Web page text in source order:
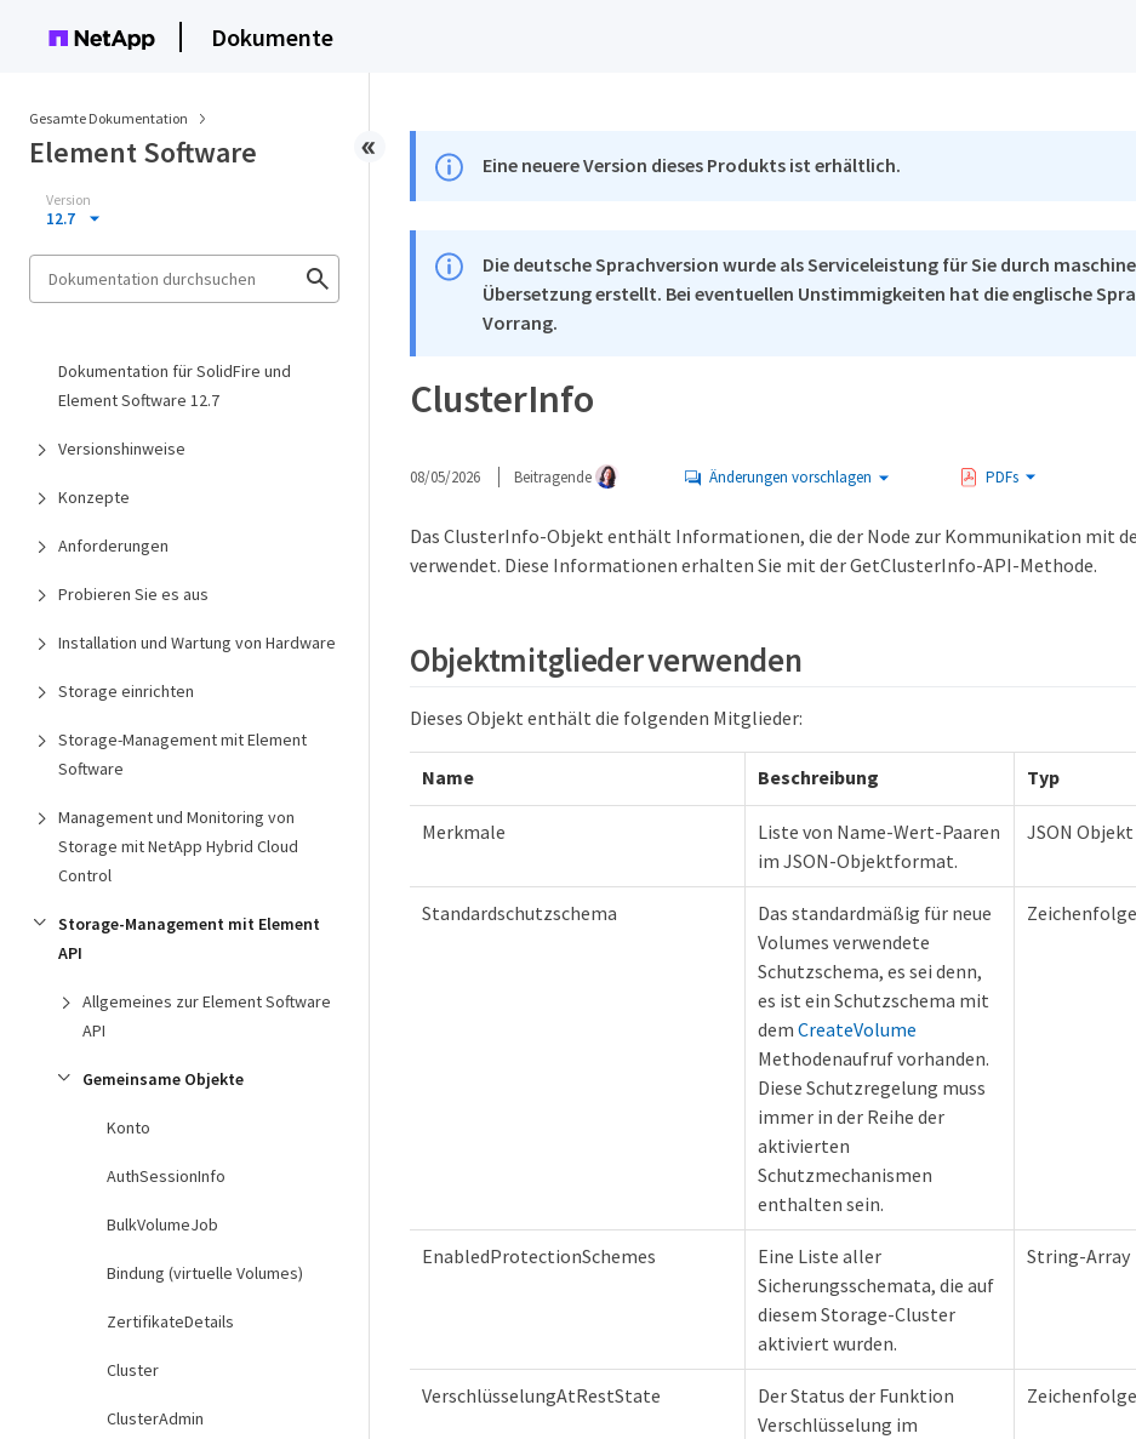
Dokumente
Gesamte Dokumentation
Element Software
Version
12.7
Dokumentation für SolidFire und
Element Software 12.7
Versionshinweise
Konzepte
Anforderungen
Probieren Sie es aus
Installation und Wartung von Hardware
Storage einrichten
Storage-Management mit Element
Software
Management und Monitoring von
Storage mit NetApp Hybrid Cloud
Control
Storage-Management mit Element
API
Allgemeines zur Element Software
API
Gemeinsame Objekte
Konto
AuthSessionInfo
BulkVolumeJob
Bindung (virtuelle Volumes)
ZertifikateDetails
Cluster
ClusterAdmin
Eine neuere Version dieses Produkts ist erhältlich.
Die deutsche Sprachversion wurde als Serviceleistung für Sie durch
Übersetzung erstellt. Bei eventuellen Unstimmigkeiten hat die englische
Vorrang.
ClusterInfo
08/05/2026 Beitragende Änderungen vorschlagen PDFs
Das ClusterInfo-Objekt enthält Informationen, die der Node zur Kommunikation mit
verwendet. Diese Informationen erhalten Sie mit der GetClusterInfo-API-Methode.
Objektmitglieder verwenden
Dieses Objekt enthält die folgenden Mitglieder:
Name Beschreibung Typ
Merkmale
Liste von Name-Wert-Paaren
im JSON-Objektformat.
JSON Objekt
Standardschutzschema
Das standardmäßig für neue
Volumes verwendete
Schutzschema, es sei denn,
es ist ein Schutzschema mit
dem CreateVolume
Methodenaufruf vorhanden.
Diese Schutzregelung muss
immer in der Reihe der
aktivierten
Schutzmechanismen
enthalten sein.
Zeichenfolge
EnabledProtectionSchemes
Eine Liste aller
Sicherungsschemata, die auf
diesem Storage-Cluster
aktiviert wurden.
String-Array
VerschlüsselungAtRestState
Der Status der Funktion
Verschlüsselung im
Zeichenfolge